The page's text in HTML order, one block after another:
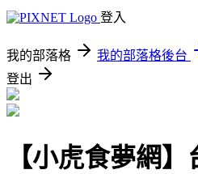
登入
我的部落格 我的部落格後台
登出
【小虎食夢網